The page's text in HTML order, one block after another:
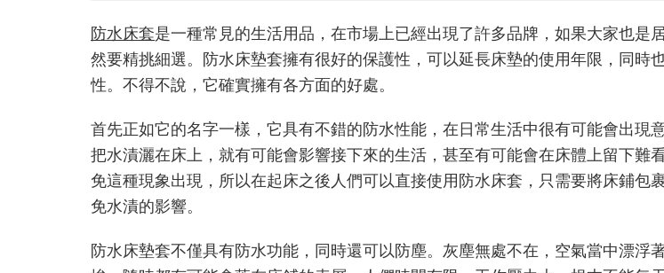
床
套
有
好
處？
防水床套是一種常見的生活用品，在市場上已經出現了許多品牌，如果大家也是
然要精挑細選。防水床墊套擁有很好的保護性，可以延長床墊的使用年限，同時
性。不得不說，它確實擁有各方面的好處。
首先正如它的名字一樣，它具有不錯的防水性能，在日常生活中很有可能會出現
把水漬灑在床上，就有可能會影響接下來的生活，甚至有可能會在床體上留下難
免這種現象出現，所以在起床之後人們可以直接使用防水床套，只需要將床鋪包
免水漬的影響。
防水床墊套不僅具有防水功能，同時還可以防塵。灰塵無處不在，空氣當中漂浮